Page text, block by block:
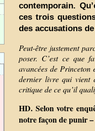
contemporain.
ces trois
des accusations
Peut-être justement
poser. C’est ce que
avancées de Princeton
dernier livre qui vient
critique de ce qu’il
HD. Selon votre
notre façon de punir